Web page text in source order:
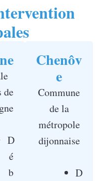
de
D
é
b
Chenôv
e
Commune
de la
métropole
dijonnaise
D